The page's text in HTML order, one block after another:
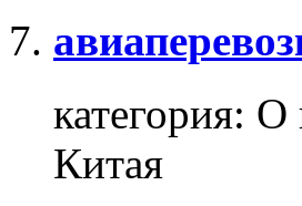
категория: О
Китая